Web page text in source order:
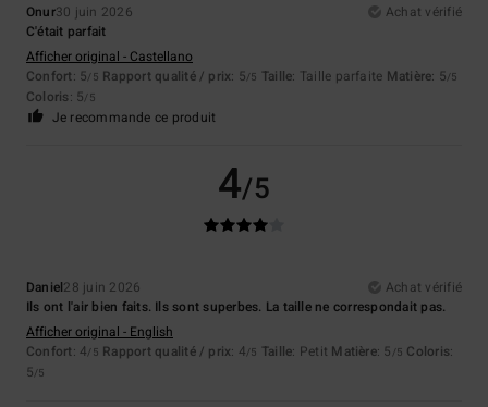
Onur30 juin 2026
Achat vérifié
C'était parfait
Afficher original - Castellano
Confort: 5/5 Rapport qualité / prix: 5/5 Taille: Taille parfaite Matière: 5/5
Coloris: 5/5
Je recommande ce produit
4/5
Daniel28 juin 2026
Achat vérifié
Ils ont l'air bien faits. Ils sont superbes. La taille ne correspondait pas.
Afficher original - English
Confort: 4/5 Rapport qualité / prix: 4/5 Taille: Petit Matière: 5 /5 Coloris:
5/5